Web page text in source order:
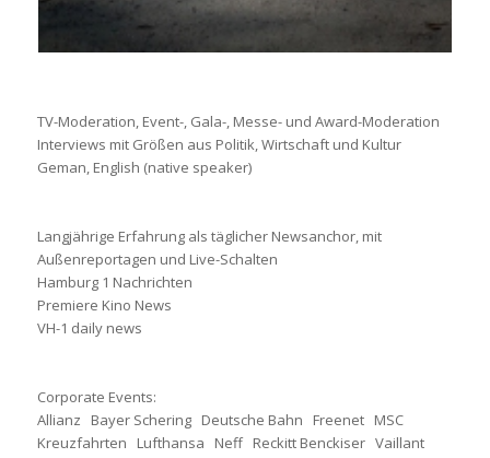
TV-Moderation, Event-, Gala-, Messe- und Award-Moderation
Interviews mit Größen aus Politik, Wirtschaft und Kultur
Geman, English (native speaker)
Langjährige Erfahrung als täglicher Newsanchor, mit
Außenreportagen und Live-Schalten
Hamburg 1 Nachrichten
Premiere Kino News
VH-1 daily news
Corporate Events:
Allianz Bayer Schering Deutsche Bahn Freenet MSC
Kreuzfahrten Lufthansa Neff Reckitt Benckiser Vaillant